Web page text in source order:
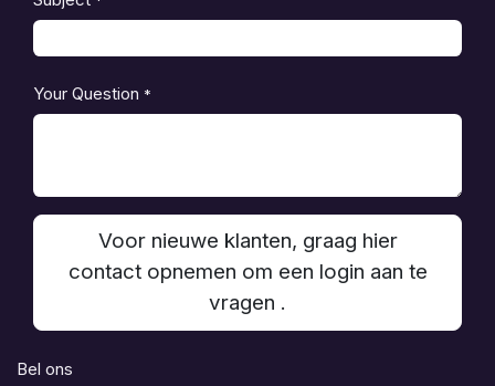
Your Question *
Voor nieuwe klanten, graag hier
contact opnemen om een login aan te
vragen .
Bel ons